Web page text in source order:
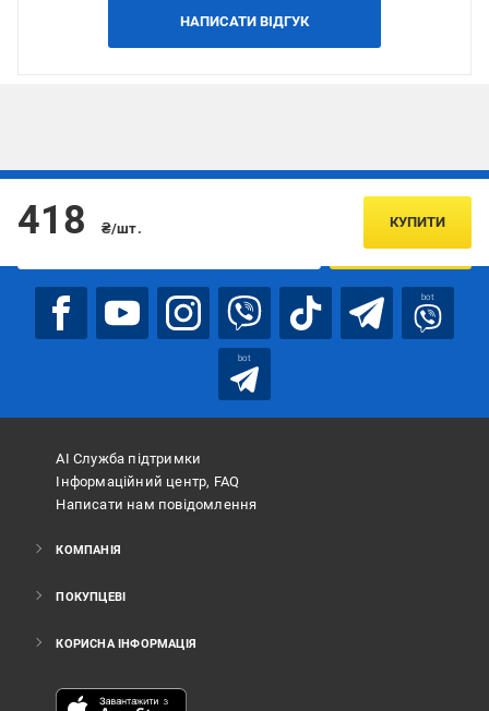
НАПИСАТИ ВІДГУК
418 ₴/шт. КУПИТИ
Підписуйтесь, щоб дізнаватись першим про акції та пропозиції
ПІДПИСАТИСЯ
bot
bot
АІ Служба підтримки
Інформаційний центр, FAQ
Написати нам повідомлення
КОМПАНІЯ
ПОКУПЦЕВІ
КОРИСНА ІНФОРМАЦІЯ